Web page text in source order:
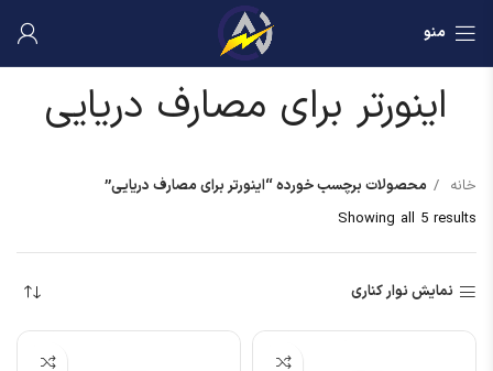
منو
اینورتر برای مصارف دریایی
خانه
محصولات برچسب خورده “اینورتر برای مصارف دریایی”
Showing all 5 results
نمایش نوار کناری